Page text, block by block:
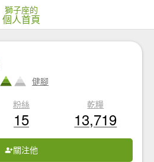
獅子座的
個人首頁
健腳
粉絲
15
乾糧
13,719
關注他